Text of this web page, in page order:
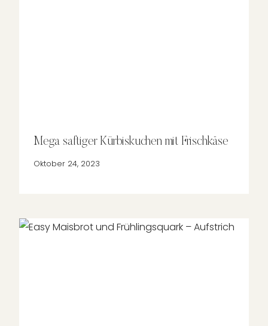
Mega saftiger Kürbiskuchen mit Frischkäse
Oktober 24, 2023